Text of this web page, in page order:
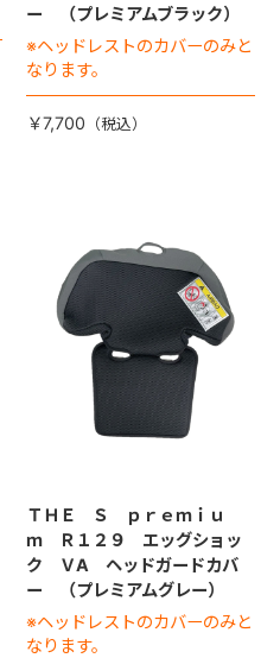
ー （プレミアムブラック）
※ヘッドレストのカバーのみと
なります。
￥7,700
ＴＨＥ Ｓ ｐｒｅｍｉｕ
ｍ Ｒ１２９ エッグショッ
ク ＶA ヘッドガードカバ
ー （プレミアムグレー）
※ヘッドレストのカバーのみと
なります。